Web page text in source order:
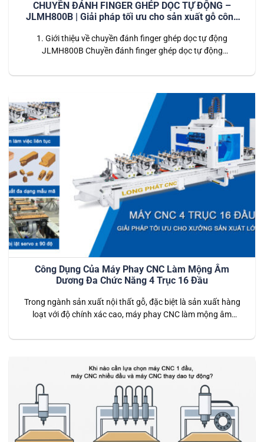
CHUYỀN ĐÁNH FINGER GHÉP DỌC TỰ ĐỘNG –
JLMH800B | Giải pháp tối ưu cho sản xuất gỗ công
1. Giới thiệu về chuyền đánh finger ghép dọc tự động
JLMH800B Chuyền đánh finger ghép dọc tự động
dành riêng cho các nhà máy chế biến gỗ công nghiệp. Dây
Công Dụng Của Máy Phay CNC Làm Mộng Âm
Dương Đa Chức Năng 4 Trục 16 Đầu
Trong ngành sản xuất nội thất gỗ, đặc biệt là sản xuất hàng
loạt với độ chính xác cao, máy phay CNC làm mộng âm
ưu. Với khả năng gia công tự động, tốc độ nhanh và tính